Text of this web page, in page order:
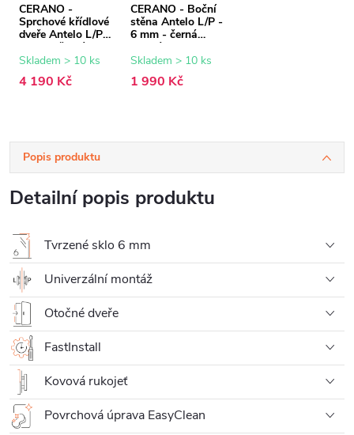
CERANO -
Sprchové křídlové
dveře Antelo L/P -
6 mm - černá
matná,
transparentní sklo
- 80x190 cm
Skladem > 10 ks
4 190 Kč
CERANO - Boční
stěna Antelo L/P -
6 mm - černá
matná,
transparentní sklo
- 40x190 cm
Skladem > 10 ks
1 990 Kč
Popis produktu
Detailní popis produktu
Tvrzené sklo 6 mm
Univerzální montáž
Otočné dveře
FastInstall
Kovová rukojeť
Povrchová úprava EasyClean